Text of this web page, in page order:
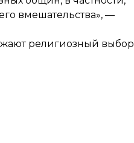
вмешательства», —
религиозный выбор